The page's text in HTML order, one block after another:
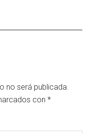
no será publicada.
con*